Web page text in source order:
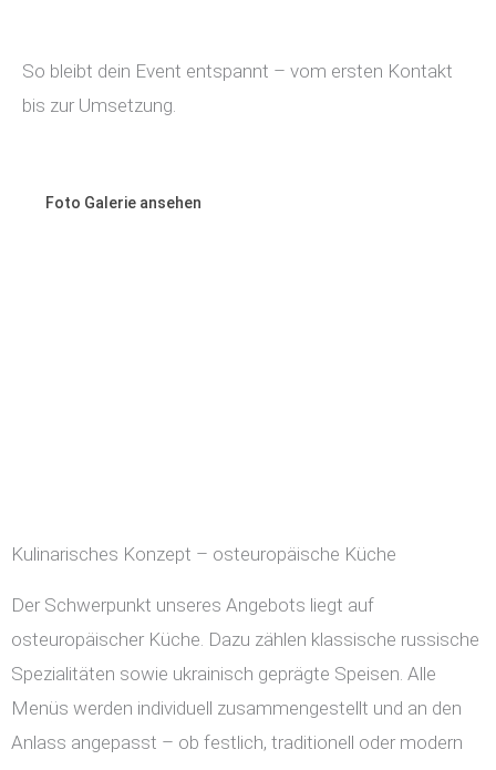
So bleibt dein Event entspannt – vom ersten Kontakt
bis zur Umsetzung.
Foto Galerie ansehen
Kulinarisches Konzept – osteuropäische Küche
Der Schwerpunkt unseres Angebots liegt auf
osteuropäischer Küche. Dazu zählen klassische russische
Spezialitäten sowie ukrainisch geprägte Speisen. Alle
Menüs werden individuell zusammengestellt und an den
Anlass angepasst – ob festlich, traditionell oder modern